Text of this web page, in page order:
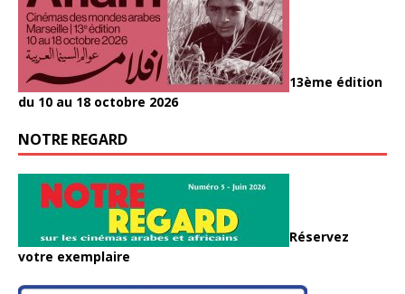
13ème édition
du 10 au 18 octobre 2026
NOTRE REGARD
Réservez
votre exemplaire